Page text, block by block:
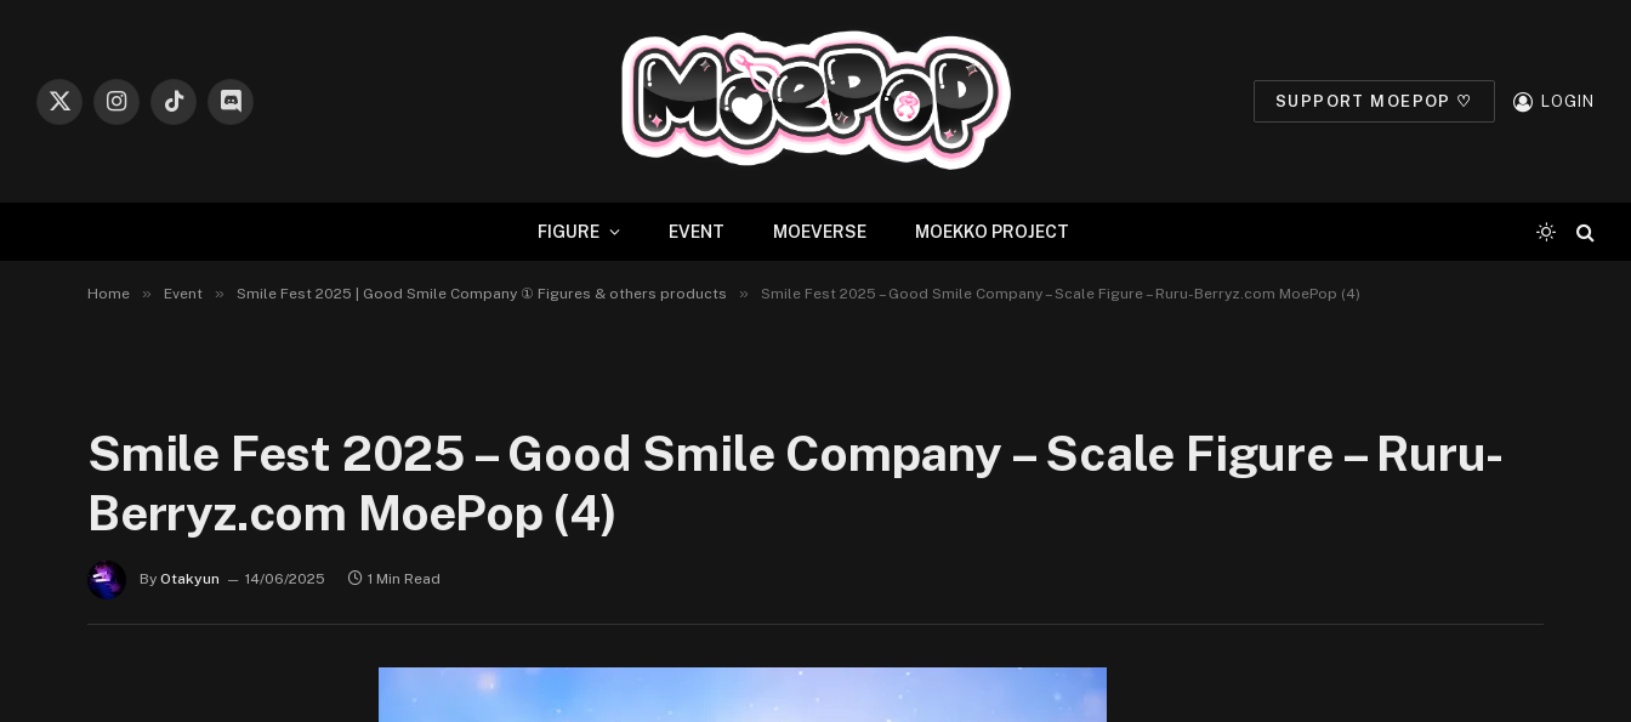
X
InstagramTikTokDiscord
SUPPORT MOEPOP ♡ LOGIN
FIGURE EVENT MOEVERSE MOEKKO PROJECT
Home » Event » Smile Fest 2025 | Good Smile Company ① Figures & others products » Smile Fest 2025 – Good Smile Company – Scale Figure – Ruru-Berryz.com MoePop (4)
Smile Fest 2025 – Good Smile Company – Scale Figure – Ruru-
Berryz.com MoePop (4)
By Otakyun 14/06/2025 1 Min Read